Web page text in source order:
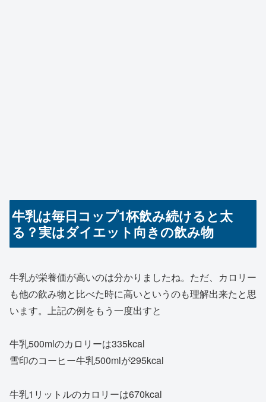
牛乳は毎日コップ1杯飲み続けると太
る？実はダイエット向きの飲み物
牛乳が栄養価が高いのは分かりましたね。ただ、カロリー
も他の飲み物と比べた時に高いというのも理解出来たと思
います。上記の例をもう一度出すと
牛乳500mlのカロリーは335kcal
雪印のコーヒー牛乳500mlが295kcal
牛乳1リットルのカロリーは670kcal